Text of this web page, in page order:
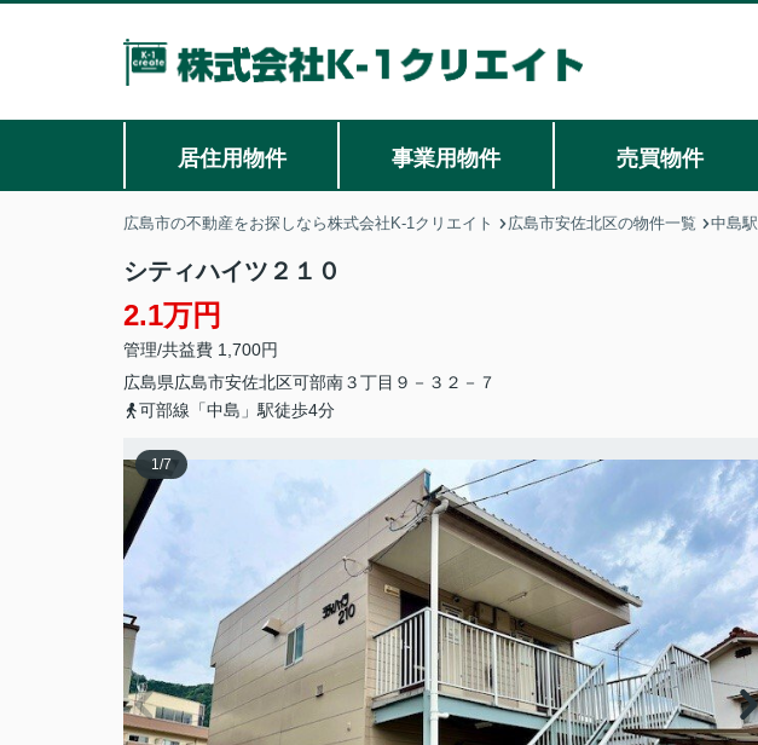
居住用物件 事業用物件 売買物件
広島市の不動産をお探しなら株式会社K-1クリエイト 広島市安佐北区の物件一覧 中島駅
シティハイツ２１０
2.1万円
管理/共益費 1,700円
広島県広島市安佐北区可部南３丁目９－３２－７
可部線「中島」駅徒歩4分
1/7